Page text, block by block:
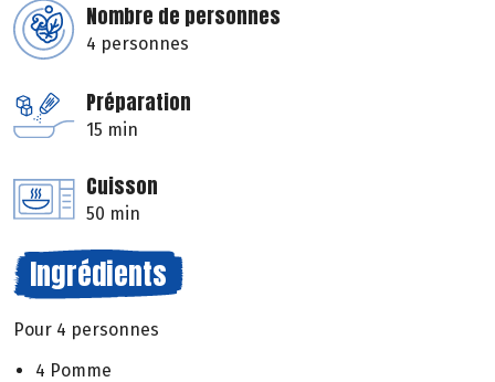
Nombre de personnes
4 personnes
Préparation
15 min
Cuisson
50 min
Ingrédients
Pour 4 personnes
4 Pomme